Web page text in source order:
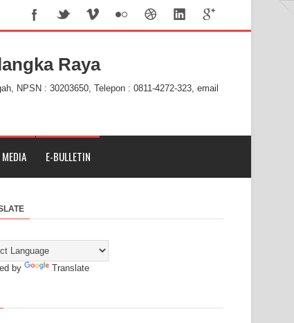
Raya
NPSN : 30203650, Telepon : 0811-4272-323, email
E-BULLETIN
by Translate